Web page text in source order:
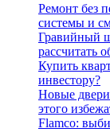
Ремонт без
системы и
Гравийный
рассчитать
Купить
инвестору?
Новые двери
этого
Flamco: